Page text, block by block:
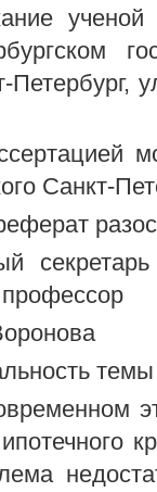
Петербург,
Санкт-
профессор